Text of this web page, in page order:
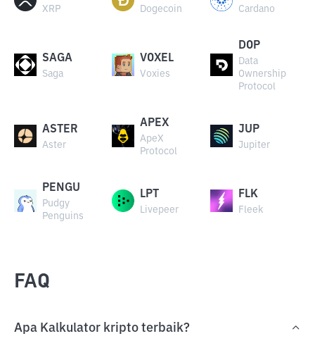
XRP Dogecoin Cardano
SAGA
Saga
VOXEL
Voxies
DOP
Data
Ownership
Protocol
ASTER
Aster
APEX
ApeX
Protocol
JUP
Jupiter
PENGU
Pudgy
Penguins
LPT
Livepeer
FLK
Fleek
FAQ
Apa Kalkulator kripto terbaik?